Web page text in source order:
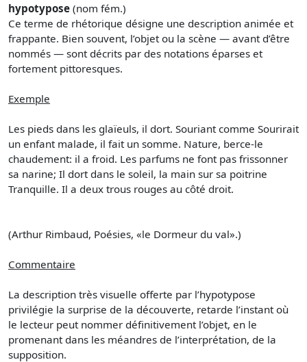
hypotypose (nom fém.)
Ce terme de rhétorique désigne une description animée et
frappante. Bien souvent, l’objet ou la scène — avant d’être
nommés — sont décrits par des notations éparses et
fortement pittoresques.
Exemple
Les pieds dans les glaïeuls, il dort. Souriant comme Sourirait
un enfant malade, il fait un somme. Nature, berce-le
chaudement: il a froid. Les parfums ne font pas frissonner
sa narine; Il dort dans le soleil, la main sur sa poitrine
Tranquille. Il a deux trous rouges au côté droit.
(Arthur Rimbaud, Poésies, «le Dormeur du val».)
Commentaire
La description très visuelle offerte par l’hypotypose
privilégie la surprise de la découverte, retarde l’instant où
le lecteur peut nommer définitivement l’objet, en le
promenant dans les méandres de l’interprétation, de la
supposition.